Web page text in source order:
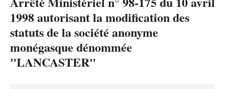
1998 autorisant la modification des
statuts de la société anonyme
monégasque dénommée
"LANCASTER"